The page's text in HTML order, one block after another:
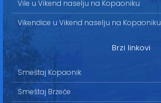
Vile u Vikend naselju na Kopaoniku
Vikendice u Vikend naselju na Kopaoniku
Brzi linkovi
Smeštaj Kopaonik
Smeštaj Brzeće